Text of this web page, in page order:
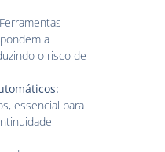
Ferramentas
a
o risco de
essencial para